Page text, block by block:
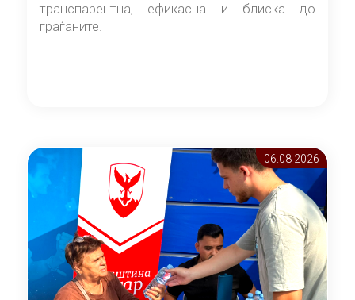
транспарентна, ефикасна и блиска до
граѓаните.
06.08 2026